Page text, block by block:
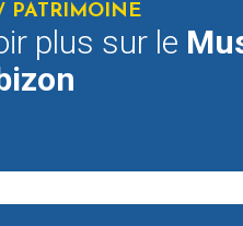
PATRIMOINE
plus sur le